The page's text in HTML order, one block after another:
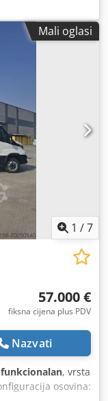
75 R16C 110/108R,
učinkovitost:
prostora:
, širina utovarnog
2.350 mm,
AdBlue,
stražnja vrata,
nadzor
računalo na
zaključavanje,
Mali oglasi
1 /7
57.000 €
fiksna cijena plus PDV
Nazvati
, vrsta
osovina: